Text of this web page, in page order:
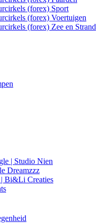
(forex) Sport
(forex) Voertuigen
(forex) Zee en Strand
| Studio Nien
Dreamzzz
Bi&Li Creaties